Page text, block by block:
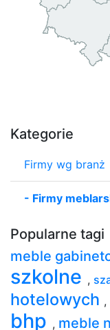
Kategorie
Firmy wg branż
- Firmy
Popularne tagi
meble
szkolne ,
hotelowych ,
bhp , meble